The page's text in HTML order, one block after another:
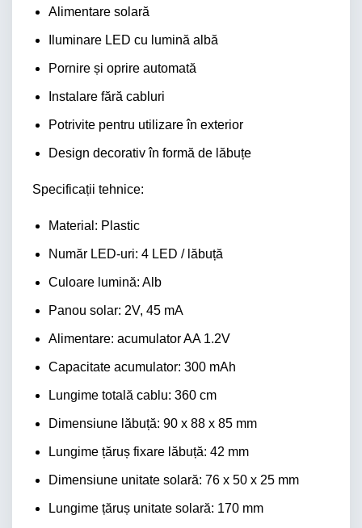
Alimentare solară
Iluminare LED cu lumină albă
Pornire și oprire automată
Instalare fără cabluri
Potrivite pentru utilizare în exterior
Design decorativ în formă de lăbuțe
Specificații tehnice:
Material: Plastic
Număr LED-uri: 4 LED / lăbuță
Culoare lumină: Alb
Panou solar: 2V, 45 mA
Alimentare: acumulator AA 1.2V
Capacitate acumulator: 300 mAh
Lungime totală cablu: 360 cm
Dimensiune lăbuță: 90 x 88 x 85 mm
Lungime țăruș fixare lăbuță: 42 mm
Dimensiune unitate solară: 76 x 50 x 25 mm
Lungime țăruș unitate solară: 170 mm